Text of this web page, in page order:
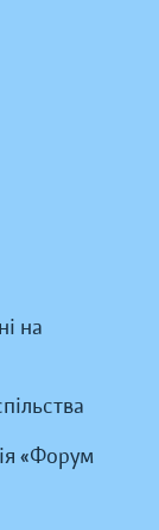
на
«Форум